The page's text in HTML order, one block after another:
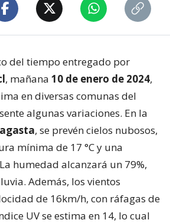
del tiempo entregado por
, mañana 10 de enero de 2024,
en diversas comunas del
algunas variaciones. En la
, se prevén cielos nubosos,
mínima de 17 °C y una
humedad alcanzará un 79%,
Además, los vientos
de 16km/h, con ráfagas de
UV se estima en 14, lo cual